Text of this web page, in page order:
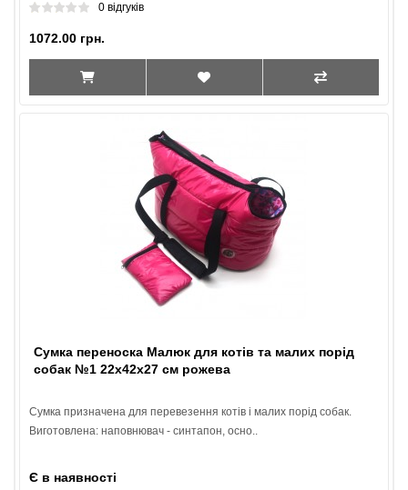
0 відгуків
1072.00 грн.
Сумка переноска Малюк для котів та малих порід
собак №1 22х42х27 см рожева
Сумка призначена для перевезення котів і малих порід собак.
Виготовлена: наповнювач - синтапон, осно..
Є в наявності